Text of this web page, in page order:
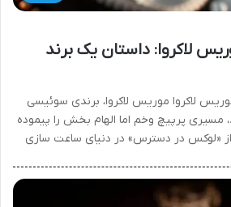
لاکروا: داستان یک برند
لاکروا موریس لاکروا، برندی سوئیسی
متولد شد، مسیری پرپیچ وخم اما الهام بخش را پیموده
از «لوکس در دسترس» در دنیای ساعت سازی